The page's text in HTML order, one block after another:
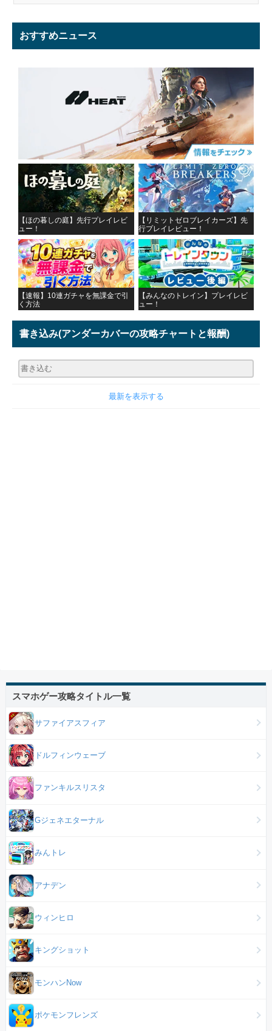
おすすめニュース
【ほの暮しの庭】先行プレイレビ
ュー！
【リミットゼロブレイカーズ】先
行プレイレビュー！
【速報】10連ガチャを無課金で引
く方法
【みんなのトレイン】プレイレビ
ュー！
書き込み(アンダーカバーの攻略チャートと報酬)
最新を表示する
スマホゲー攻略タイトル一覧
サファイアスフィア
ドルフィンウェーブ
ファンキルスリスタ
Gジェネエターナル
みんトレ
アナデン
ウィンヒロ
キングショット
モンハンNow
ポケモンフレンズ